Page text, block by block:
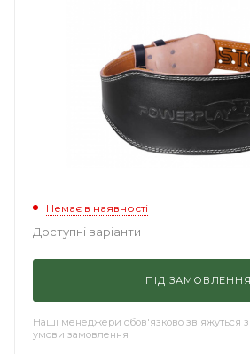
Немає в наявності
Доступні варіанти
ПІД ЗАМОВЛЕННЯ
Наші менеджери обов'язково зв'яжуться з
умови замовлення